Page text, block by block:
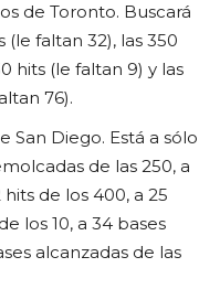
de Toronto. Buscará
faltan 32), las 350
hits (le faltan 9) y las
76).
San Diego. Está a sólo
de las 250, a
de los 400, a 25
los 10, a 34 bases
alcanzadas de las